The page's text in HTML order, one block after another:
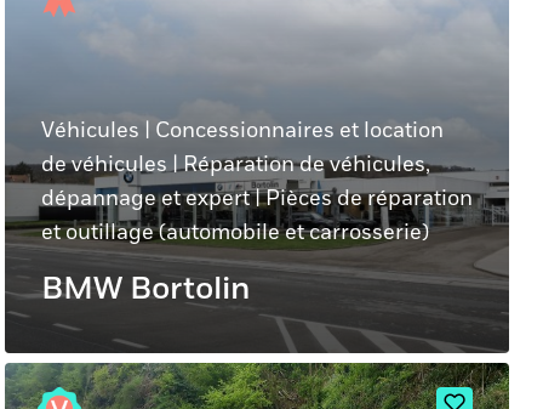
Véhicules | Concessionnaires et location
de véhicules|Réparation de véhicules,
dépannage et expert|Pièces de réparation
et outillage (automobile et carrosserie)
BMW Bortolin